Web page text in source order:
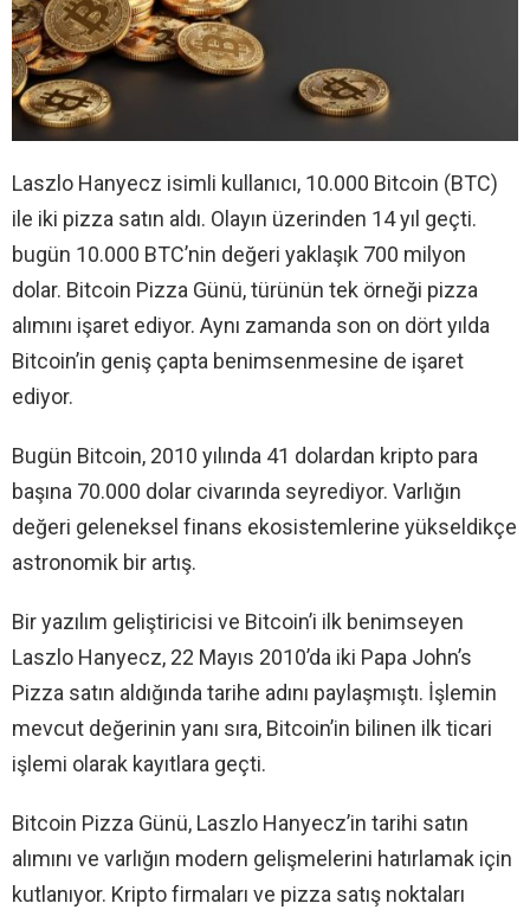
Laszlo Hanyecz isimli kullanıcı, 10.000 Bitcoin (BTC)
ile iki pizza satın aldı. Olayın üzerinden 14 yıl geçti.
bugün 10.000 BTC’nin değeri yaklaşık 700 milyon
dolar. Bitcoin Pizza Günü, türünün tek örneği pizza
alımını işaret ediyor. Aynı zamanda son on dört yılda
Bitcoin’in geniş çapta benimsenmesine de işaret
ediyor.
Bugün Bitcoin, 2010 yılında 41 dolardan kripto para
başına 70.000 dolar civarında seyrediyor. Varlığın
değeri geleneksel finans ekosistemlerine yükseldikçe
astronomik bir artış.
Bir yazılım geliştiricisi ve Bitcoin’i ilk benimseyen
Laszlo Hanyecz, 22 Mayıs 2010’da iki Papa John’s
Pizza satın aldığında tarihe adını paylaşmıştı. İşlemin
mevcut değerinin yanı sıra, Bitcoin’in bilinen ilk ticari
işlemi olarak kayıtlara geçti.
Bitcoin Pizza Günü, Laszlo Hanyecz’in tarihi satın
alımını ve varlığın modern gelişmelerini hatırlamak için
kutlanıyor. Kripto firmaları ve pizza satış noktaları